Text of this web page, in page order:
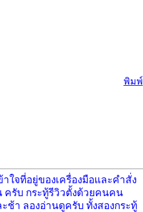
พิมพ์
าใจที่อยู่ของเครื่องมือและคำสั่ง
ครับ กระทู้รีวิวตั้งด้วยคนคน
ช้า ลองอ่านดูครับ ทั้งสองกระทู้